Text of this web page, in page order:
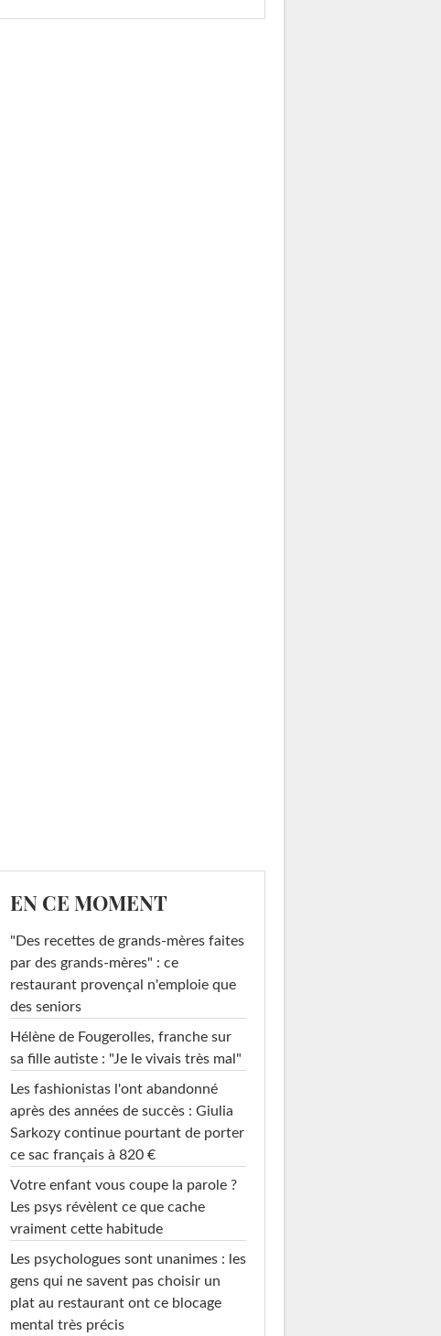
EN CE MOMENT
"Des recettes de grands-mères faites
par des grands-mères" : ce
restaurant provençal n'emploie que
des seniors
Hélène de Fougerolles, franche sur
sa fille autiste : "Je le vivais très mal"
Les fashionistas l'ont abandonné
après des années de succès : Giulia
Sarkozy continue pourtant de porter
ce sac français à 820 €
Votre enfant vous coupe la parole ?
Les psys révèlent ce que cache
vraiment cette habitude
Les psychologues sont unanimes : les
gens qui ne savent pas choisir un
plat au restaurant ont ce blocage
mental très précis